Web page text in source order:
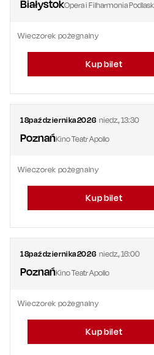
Białystok
Wieczorek pożegnalny
Kup bilet
18października2026 niedz.,13:30
PoznańKino Teatr Apollo
Wieczorek pożegnalny
Kup bilet
18października2026 niedz.,16:00
PoznańKino Teatr Apollo
Wieczorek pożegnalny
Kup bilet